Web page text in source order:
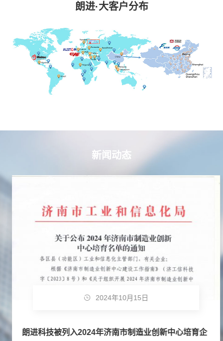
朗进·大客户分布
新闻动态
2024年10月15日
朗进科技被列入2024年济南市制造业创新中心培育企